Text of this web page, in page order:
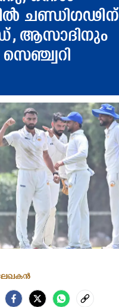
ചണ്ഡിഗഢിന്
ആസാദിനും
ലേഖകൻ